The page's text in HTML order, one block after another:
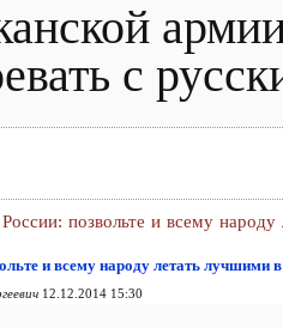
с
позвольте и всему
и всему народу летать лучшими
12.12.2014 15:30